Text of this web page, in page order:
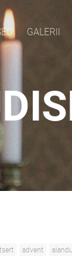
GALERII
advent